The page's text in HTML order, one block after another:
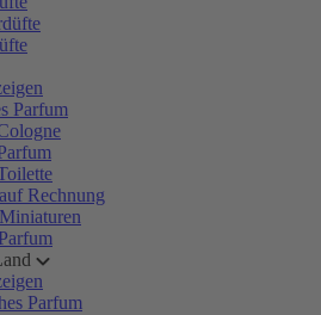
Parfum
Rechnung
Parfum